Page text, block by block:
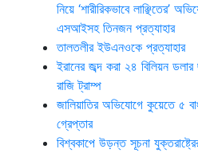
নিয়ে ‘শারীরিকভাবে লাঞ্ছিতের’
এসআইসহ তিনজন প্রত্যাহার
তালতলীর ইউএনওকে প্রত্যাহার
ইরানের জব্দ করা ২৪ বিলিয়ন
রাজি ট্রাম্প
জালিয়াতির অভিযোগে কুয়েতে ৫
গ্রেপ্তার
বিশ্বকাপে উড়ন্ত সূচনা